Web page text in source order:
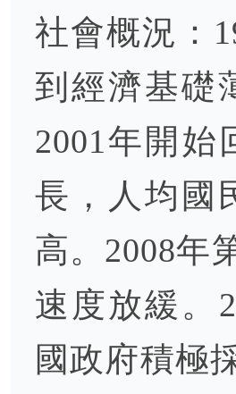
社會概況：
到經濟基礎
2001年開始
長，人均國
高。2008年
速度放緩。
國政府積極